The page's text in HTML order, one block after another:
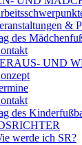
&
des
UND
des
werde ich SR?